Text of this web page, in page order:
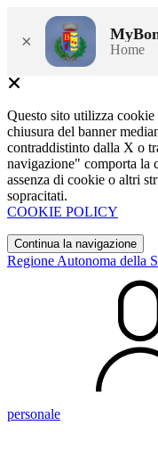
× Home
Questo sito utilizza
chiusura del banner
contraddistinto dalla X o
navigazione" comporta la
assenza di cookie o altri
sopracitati.
COOKIE POLICY
Continua la navigazione
Regione Autonoma della
personale